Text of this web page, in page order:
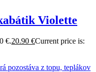
Violette
€.20.90 €Current price is: